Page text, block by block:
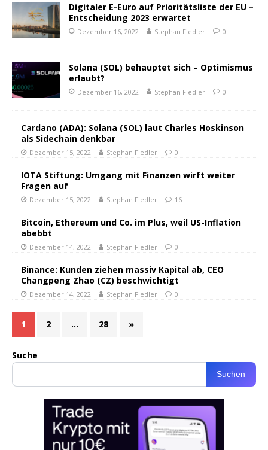
Digitaler E-Euro auf Prioritätsliste der EU –
Entscheidung 2023 erwartet
Dezember 16, 2022 Stephan Fiedler 0
Solana (SOL) behauptet sich – Optimismus
erlaubt?
Dezember 16, 2022 Stephan Fiedler 0
Cardano (ADA): Solana (SOL) laut Charles Hoskinson
als Sidechain denkbar
Dezember 15, 2022 Stephan Fiedler 0
IOTA Stiftung: Umgang mit Finanzen wirft weiter
Fragen auf
Dezember 15, 2022 Stephan Fiedler 16
Bitcoin, Ethereum und Co. im Plus, weil US-Inflation
abebbt
Dezember 14, 2022 Stephan Fiedler 0
Binance: Kunden ziehen massiv Kapital ab, CEO
Changpeng Zhao (CZ) beschwichtigt
Dezember 14, 2022 Stephan Fiedler 0
1 2 … 28 »
Suche
Suchen